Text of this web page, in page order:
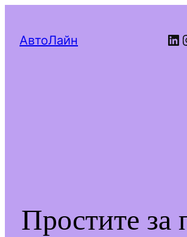
АвтоЛайн
Простите за